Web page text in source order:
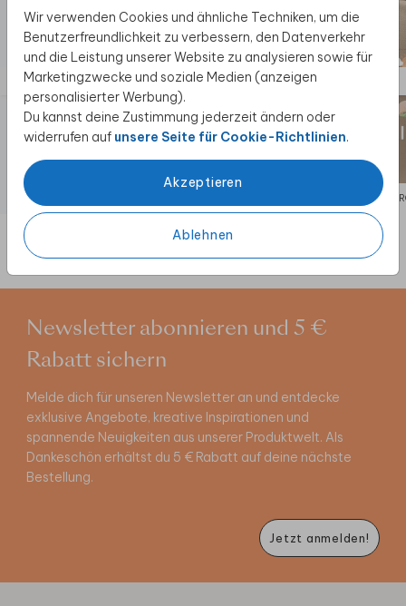
Wir verwenden Cookies und ähnliche Techniken, um die
Benutzerfreundlichkeit zu verbessern, den Datenverkehr
und die Leistung unserer Website zu analysieren sowie für
Marketingzwecke und soziale Medien (anzeigen
personalisierter Werbung).
Du kannst deine Zustimmung jederzeit ändern oder
widerrufen auf unsere Seite für Cookie-Richtlinien.
Akzeptieren
Ablehnen
Zusätzlicher Schutz unten durch robuste
Knöpfe
Handlich durch die zwei praktischen Räder
Geeignet als Handgepäck im Flugzeug
Newsletter abonnieren und 5 €
Rabatt sichern
Melde dich für unseren Newsletter an und entdecke
exklusive Angebote, kreative Inspirationen und
spannende Neuigkeiten aus unserer Produktwelt. Als
Dankeschön erhältst du 5 € Rabatt auf deine nächste
Bestellung.
Jetzt anmelden!